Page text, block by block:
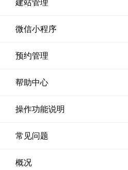
建站管理
微信小程序
预约管理
帮助中心
操作功能说明
常见问题
概况